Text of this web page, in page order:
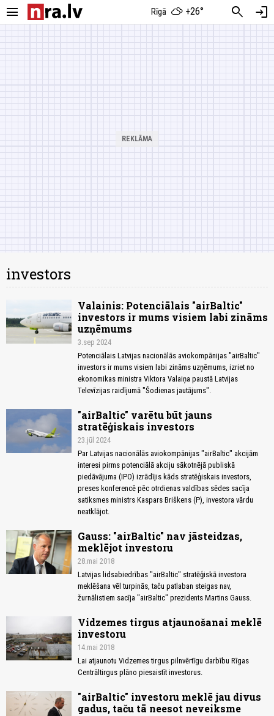
menu Rīgā +26° search login
investors
Valainis: Potenciālais "airBaltic"
investors ir mums visiem labi zināms
uzņēmums
3.sep 2024
Potenciālais Latvijas nacionālās aviokompānijas "airBaltic"
investors ir mums visiem labi zināms uzņēmums, izriet no
ekonomikas ministra Viktora Valaiņa paustā Latvijas
Televīzijas raidījumā "Šodienas jautājums".
"airBaltic" varētu būt jauns
stratēģiskais investors
23.jūl 2024
Par Latvijas nacionālās aviokompānijas "airBaltic" akcijām
interesi pirms potenciālā akciju sākotnējā publiskā
piedāvājuma (IPO) izrādījis kāds stratēģiskais investors,
preses konferencē pēc otrdienas valdības sēdes sacīja
satiksmes ministrs Kaspars Briškens (P), investora vārdu
neatklājot.
Gauss: "airBaltic" nav jāsteidzas,
meklējot investoru
28.mai 2018
Latvijas lidsabiedrības "airBaltic" stratēģiskā investora
meklēšana vēl turpinās, taču patlaban steigas nav,
žurnālistiem sacīja "airBaltic" prezidents Martins Gauss.
Vidzemes tirgus atjaunošanai meklē
investoru
14.mai 2018
Lai atjaunotu Vidzemes tirgus pilnvērtīgu darbību Rīgas
Centrāltirgus plāno piesaistīt investorus.
"airBaltic" investoru meklē jau divus
gadus, taču tā neesot neveiksme